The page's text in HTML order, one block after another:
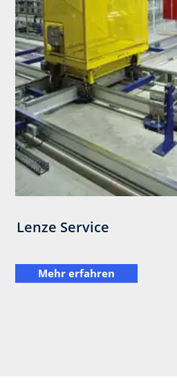
Lenze Service
Mehr erfahren